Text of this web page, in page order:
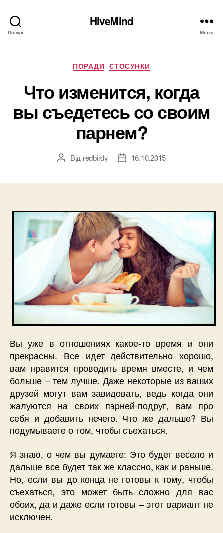
Пошук
HiveMind
Меню
Категорії
ПОРАДИ СТОСУНКИ
Что изменится, когда
вы съедетесь со своим
парнем?
Автор
Від redbirdy
Дата16.10.2015
Вы уже в отношениях какое-то время и они
прекрасны. Все идет действительно хорошо,
вам нравится проводить время вместе, и чем
больше – тем лучше. Даже некоторые из ваших
друзей могут вам завидовать, ведь когда они
жалуются на своих парней-подруг, вам про
себя и добавить нечего. Что же дальше? Вы
подумываете о том, чтобы съехаться.
Я знаю, о чем вы думаете: Это будет весело и
дальше все будет так же классно, как и раньше.
Но, если вы до конца не готовы к тому, чтобы
съехаться, это может быть сложно для вас
обоих, да и даже если готовы – этот вариант не
исключен.